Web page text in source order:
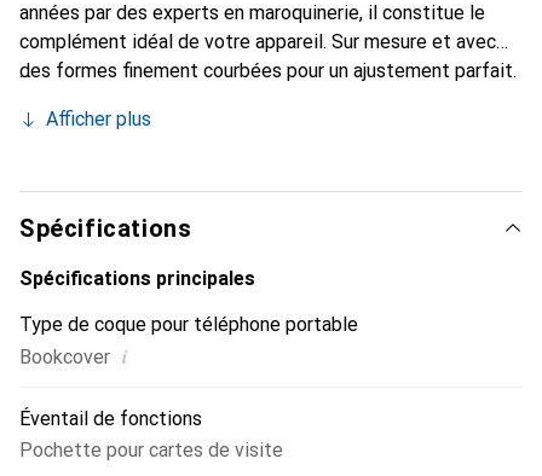
années par des experts en maroquinerie, il constitue le
complément idéal de votre appareil. Sur mesure et avec
des formes finement courbées pour un ajustement parfait.
smartphone. La marque Noreve est reconnue
reste toujours un excellent choix pour le client exigeant.
Afficher plus
Spécifications
Spécifications principales
Type de coque pour téléphone portable
Bookcover i
Éventail de fonctions
Pochette pour cartes de visite